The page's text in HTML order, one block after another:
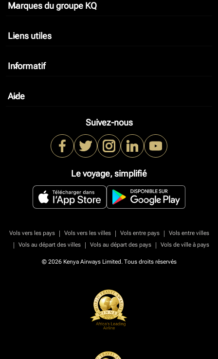
Marques du groupe KQ
keyboard_arrow_down
Liens utiles
keyboard_arrow_down
Informatif
keyboard_arrow_down
Aide
keyboard_arrow_down
Suivez-nous
Le voyage, simplifié
Vols vers les pays | Vols vers les villes | Vols entre pays |
Vols entre villes
|
Vols au départ des villes | Vols au départ des pays | Vols de ville à pays
© 2026 Kenya Airways Limited. Tous droits réservés